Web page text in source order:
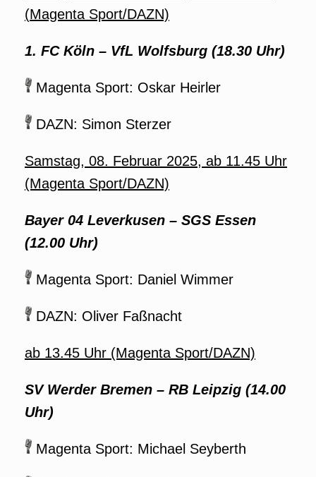
(Magenta Sport/DAZN)
1. FC Köln – VfL Wolfsburg (18.30 Uhr)
Magenta Sport: Oskar Heirler
DAZN: Simon Sterzer
Samstag, 08. Februar 2025, ab 11.45 Uhr
(Magenta Sport/DAZN)
Bayer 04 Leverkusen – SGS Essen
(12.00 Uhr)
Magenta Sport: Daniel Wimmer
DAZN: Oliver Faßnacht
ab 13.45 Uhr (Magenta Sport/DAZN)
SV Werder Bremen – RB Leipzig (14.00
Uhr)
Magenta Sport: Michael Seyberth